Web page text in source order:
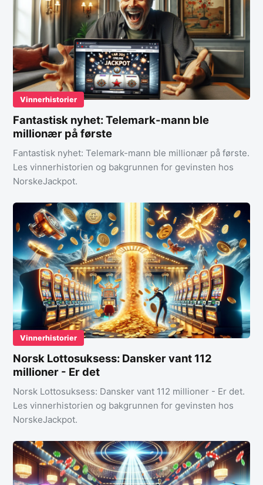
Vinnerhistorier
Fantastisk nyhet: Telemark-mann ble
millionær på første
Fantastisk nyhet: Telemark-mann ble millionær på første.
Les vinnerhistorien og bakgrunnen for gevinsten hos
NorskeJackpot.
Vinnerhistorier
Norsk Lottosuksess: Dansker vant 112
millioner - Er det
Norsk Lottosuksess: Dansker vant 112 millioner - Er det.
Les vinnerhistorien og bakgrunnen for gevinsten hos
NorskeJackpot.